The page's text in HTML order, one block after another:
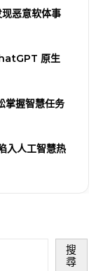
恶意软体事
原生
掌握智慧任务
入人工智慧热
搜
尋